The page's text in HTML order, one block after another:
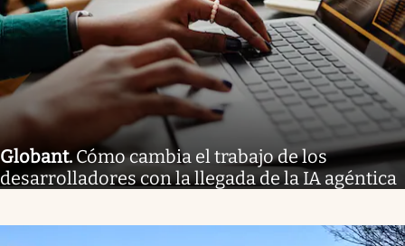
Globant. Cómo cambia el trabajo de los
desarrolladores con la llegada de la IA agéntica